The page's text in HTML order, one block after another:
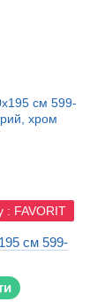
: FAVORIT
см 599-